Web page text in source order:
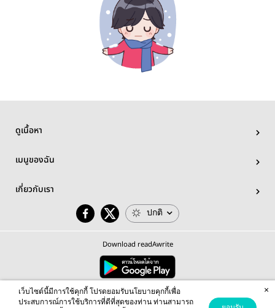
ดูเนื้อหา
เมนูของฉัน
เกี่ยวกับเรา
ปกติ
Download readAwrite
© 2026 readAwrite.com by MEB Corporation Public Company Limited
This site is protected by reCAPTCHA and the Google Privacy Policy Terms of Serviceapply.
เว็บไซต์นี้มีการใช้คุกกี้ โปรดยอมรับนโยบายคุกกี้เพื่อ
ประสบการณ์การใช้บริการที่ดีที่สุดของท่าน ท่านสามารถ
×